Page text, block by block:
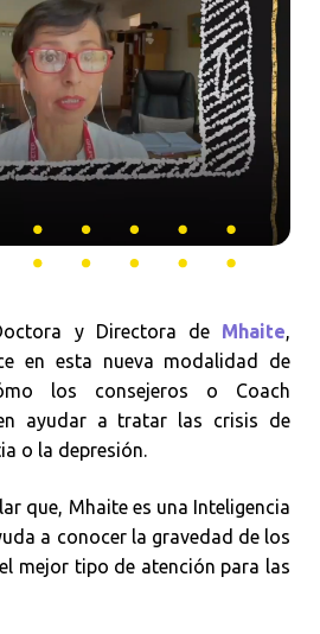
y Directora de Mhaite,
en esta nueva modalidad de
los consejeros o Coach
ayudar a tratar las crisis de
o la depresión.
que, Mhaite es una Inteligencia
a conocer la gravedad de los
mejor tipo de atención para las